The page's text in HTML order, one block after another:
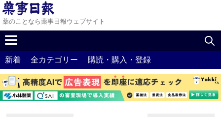
薬のことなら薬事日報ウェブサイト
新着 全カテゴリー 購読・購入・登録